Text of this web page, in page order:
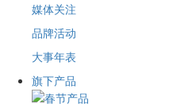
媒体关注
品牌活动
大事年表
旗下产品